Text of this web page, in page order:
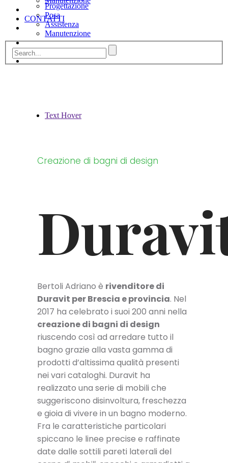
Progettazione
Posa
Assistenza
Manutenzione
CONTATTI
CONTATTI
Text Hover
Creazione di bagni di design
Bertoli Adriano è rivenditore di
Duravit per Brescia e provincia. Nel
2017 ha celebrato i suoi 200 anni nella
creazione di bagni di design
riuscendo così ad arredare tutto il
bagno grazie alla vasta gamma di
prodotti d’altissima qualità presenti
nei vari cataloghi. Duravit ha
realizzato una serie di mobili che
suggeriscono disinvoltura, freschezza
e gioia di vivere in un bagno moderno.
Fra le caratteristiche particolari
spiccano le linee precise e raffinate
date dalle sottili pareti laterali del